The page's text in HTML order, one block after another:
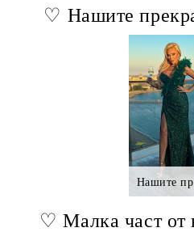
♡ Нашите
♡ Малка част от